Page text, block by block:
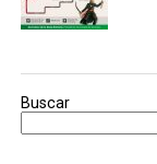
Buscar